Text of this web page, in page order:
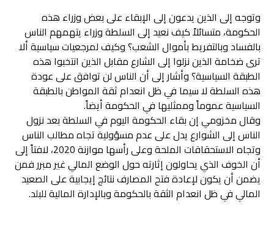
وتوجه إلى الذين يدعون إلى الإبقاء على بعض وزراء هذه
الحكومة، متسائلاً كيف نعيد إلى السلطة وزراء يتهمهم الناس
بالفساد وبالتفريط بأموال الشعب؟ وكيف لمرجعيات سياسية ألا
ترى ضخامة الذين نزلوا إلى الشارع مقابل الذين انتخبوا هذه
الطبقة السياسية؟ وأشار إلى أن الناس لن توافق على عودة
هذه السلطة لا سيما في ظل انعدام ثقة المواطن بالطبقة
السياسية عموماً وممثليها في الحكومة أيضاً.
وقال مخزومي إن بقاء الحكومة اليوم في السلطة بعد نزول
الناس إلى الشوارع يدل على عدم مسؤولية تجاه مطالب الناس
وتجاه الاستحقاقات الملحة وعلى رأسها موازنة 2020، لافتاً إلى
أن الخوف الذي يحاولون إثارته حول الوضع المالي غير مبرر فمن
يضمن أن يكون لإعادة فتح المصارف نتائج إيجابية على الصعيد
المالي في ظل انعدام الثقة بالحكومة وبالإدارة المالية للبلد.